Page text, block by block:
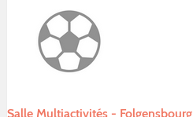
Salle Multiactivités - Folgensbourg